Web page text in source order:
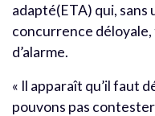
adapté(ETA) qui,
concurrence
d’alarme.
« Il apparaît qu’il faut
pouvons pas